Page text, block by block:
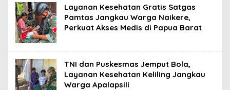
Layanan Kesehatan Gratis Satgas
Pamtas Jangkau Warga Naikere,
Perkuat Akses Medis di Papua Barat
TNI dan Puskesmas Jemput Bola,
Layanan Kesehatan Keliling Jangkau
Warga Apalapsili